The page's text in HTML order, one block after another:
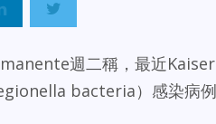
週二稱，最近
bacteria）感染病例